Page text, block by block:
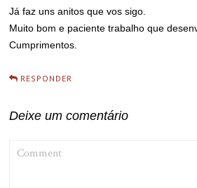
Já faz uns anitos que vos sigo.
Muito bom e paciente trabalho que
Cumprimentos.
RESPONDER
Deixe um comentário